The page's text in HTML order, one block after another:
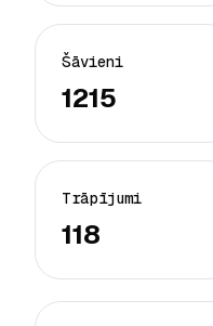
Šāvieni
1215
Trāpījumi
118